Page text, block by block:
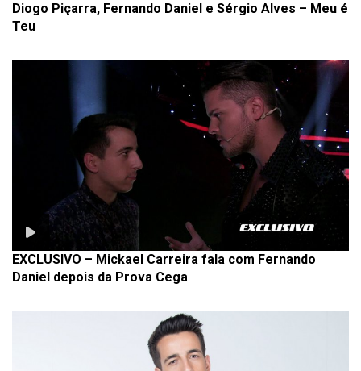
Diogo Piçarra, Fernando Daniel e Sérgio Alves – Meu é
Teu
EXCLUSIVO – Mickael Carreira fala com Fernando
Daniel depois da Prova Cega